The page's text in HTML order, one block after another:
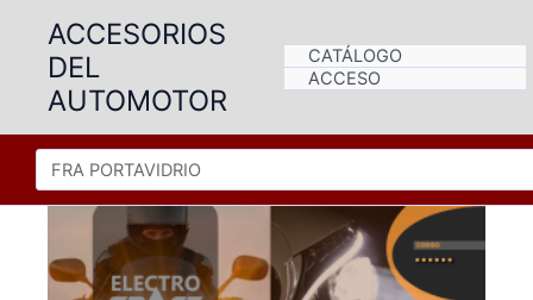
contenido
ACCESORIOS
DEL
AUTOMOTOR
CATÁLOGO
ACCESO